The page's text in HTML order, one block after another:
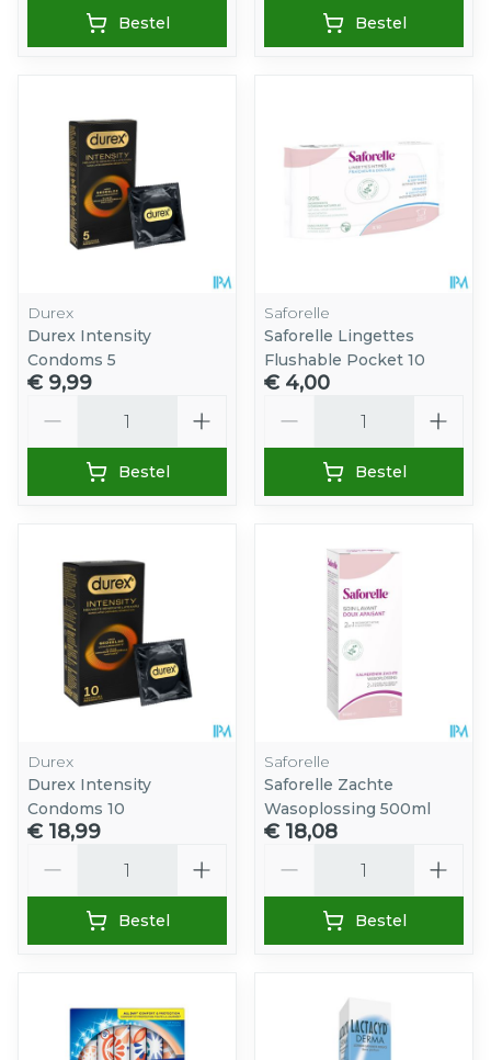
Bestel Bestel
Durex
Durex Intensity
Condoms 5
€ 9,99
Bestel
Saforelle
Saforelle Lingettes
Flushable Pocket 10
€ 4,00
Bestel
Durex
Durex Intensity
Condoms 10
€ 18,99
Bestel
Saforelle
Saforelle Zachte
Wasoplossing 500ml
€ 18,08
Bestel